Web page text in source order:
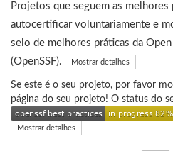
Projetos que seguem as melhores
autocertificar voluntariamente e
selo de melhores práticas da
(OpenSSF).
Mostrar detalhes
Se este é o seu projeto, por favor
página do seu projeto! O status do
Mostrar detalhes